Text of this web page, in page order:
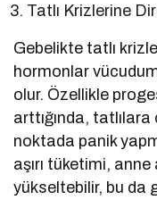
Tatlı Krizlerine
Gebelikte tatlı
hormonlar
olur. Özellikle
arttığında,
noktada panik
aşırı tüketimi, anne
yükseltebilir, bu da